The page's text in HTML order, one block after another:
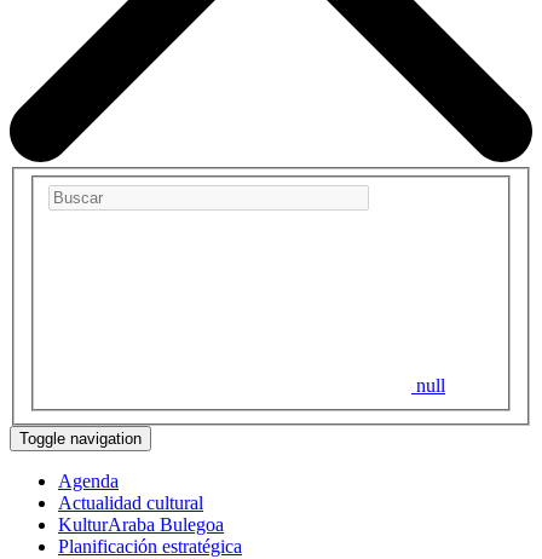
null
Toggle navigation
Agenda
Actualidad cultural
KulturAraba Bulegoa
Planificación estratégica